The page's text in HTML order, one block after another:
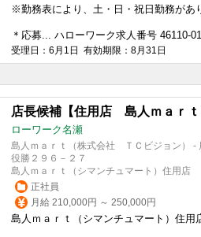
※勤務表により、土・日・祝日勤務があ
＊応募... ハローワーク求人番号 46110-
受理日：6月1日 有効期限：8月31日
店長候補【住用店 島人ｍａｒ
ローワーク名瀬
島人ｍａｒｔ（株式会社 ＴＣビジョン） -
役勝２９６－２７
島人ｍａｒｔ（シマンチュマート）住用店
正社員
月給 210,000円 ～ 250,000円
島人ｍａｒｔ（シマンチュマート）住用